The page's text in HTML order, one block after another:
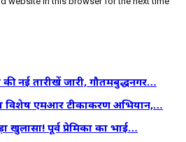
की नई तारीखें जारी, गौतमबुद्धनगर…
विशेष एमआर टीकाकरण अभियान,…
खुलासा! पूर्व प्रेमिका का भाई…